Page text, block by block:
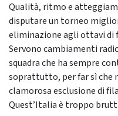
Qualità, ritmo e
disputare un torneo
eliminazione agli ottavi di
Servono cambiamenti
squadra che ha sempre
soprattutto, per far sì che
clamorosa esclusione di
Quest’Italia è troppo